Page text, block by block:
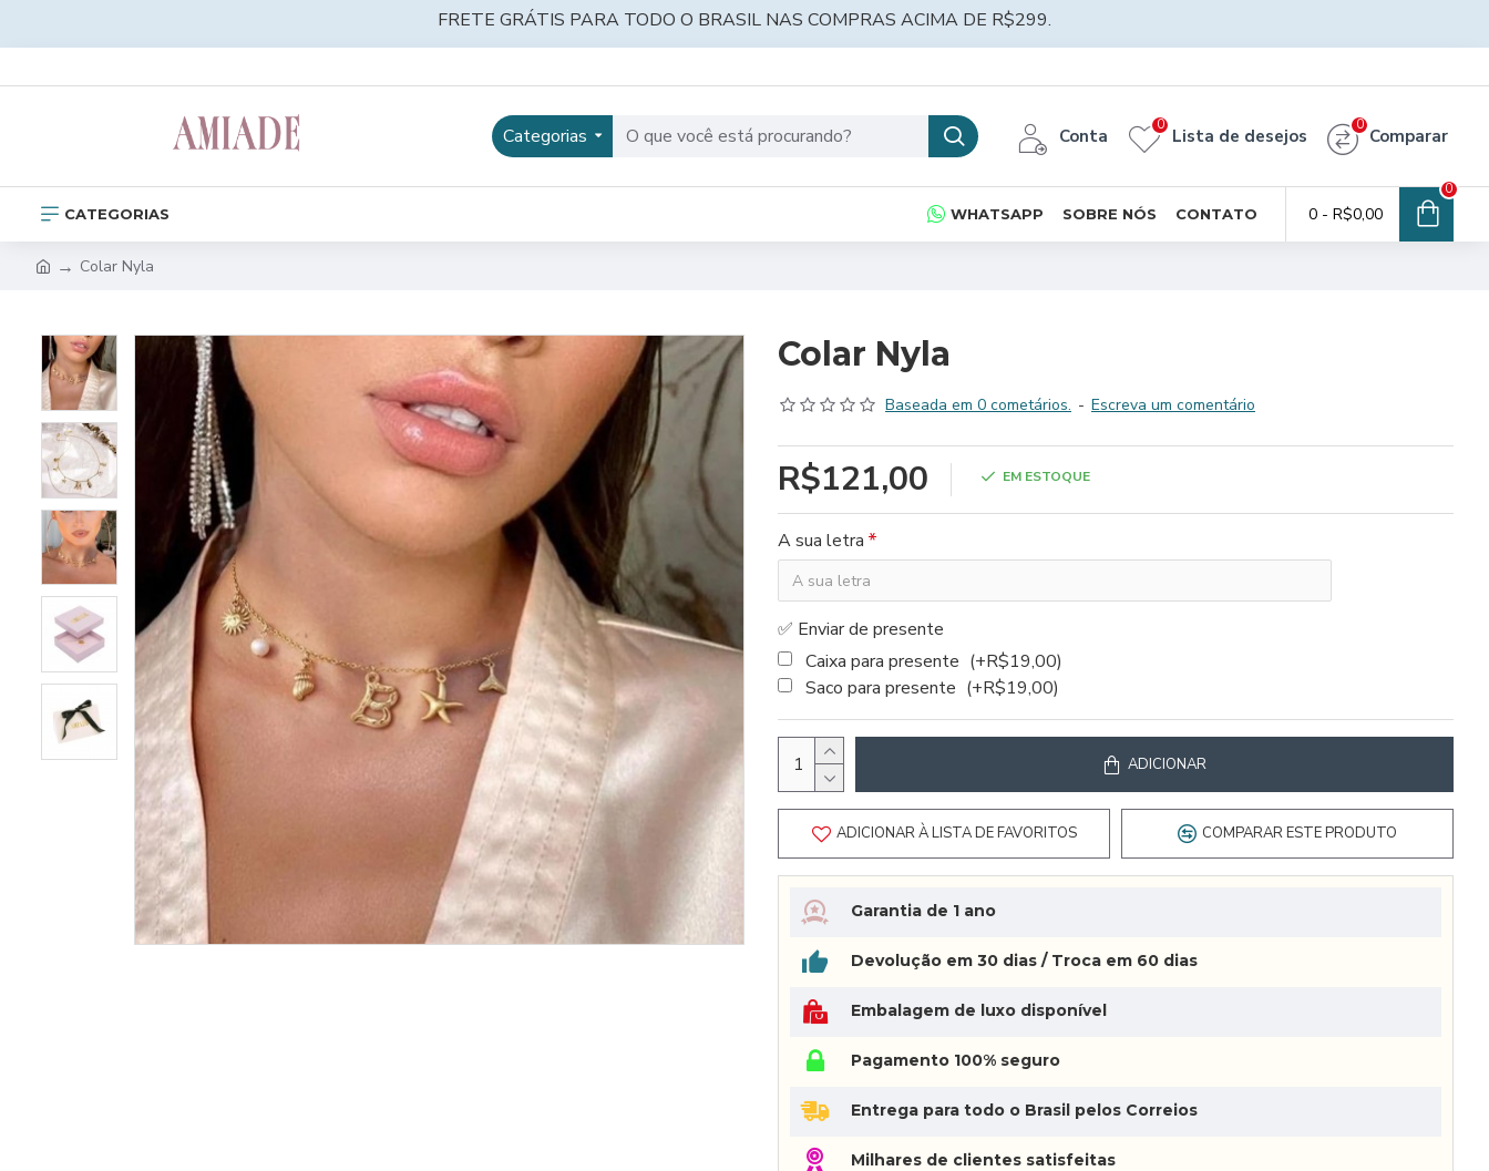
FRETE GRÁTIS PARA TODO O BRASIL NAS COMPRAS ACIMA DE R$299.
Categorias Conta Lista de desejos
0
Comparar
0
CATEGORIAS WHATSAPP SOBRE NÓS CONTATO 0 - R$0,00
0
Colar Nyla
Colar Nyla
Baseada em 0 cometários. - Escreva um comentário
R$121,00 EM ESTOQUE
A sua letra
✅ Enviar de presente
Caixa para presente (+R$19,00)
Saco para presente (+R$19,00)
ADICIONAR
ADICIONAR À LISTA DE FAVORITOS COMPARAR ESTE PRODUTO
Garantia de 1 ano
Devolução em 30 dias / Troca em 60 dias
Embalagem de luxo disponível
Pagamento 100% seguro
Entrega para todo o Brasil pelos Correios
Milhares de clientes satisfeitas